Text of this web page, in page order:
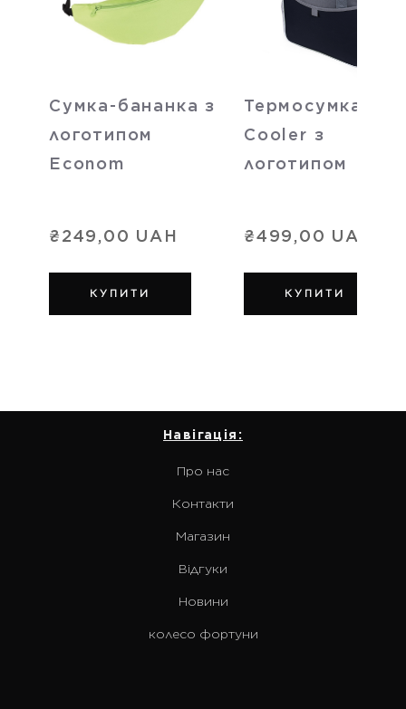
Сумка-бананка з
логотипом
Econom
₴249,00 UAH
КУПИТИ
Термосумка
Cooler з
логотипом
₴499,00 UAH
КУПИТИ
Навігація:
Про нас
Контакти
Магазин
Відгуки
Новини
колесо фортуни